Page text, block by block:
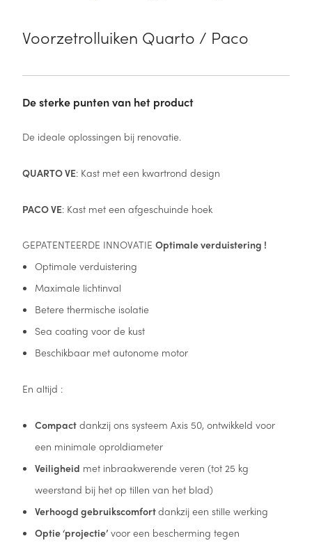
Voorzetrolluiken Quarto / Paco
De sterke punten van het product
De ideale oplossingen bij renovatie.
QUARTO VE: Kast met een kwartrond design
PACO VE: Kast met een afgeschuinde hoek
GEPATENTEERDE INNOVATIE Optimale verduistering !
Optimale verduistering
Maximale lichtinval
Betere thermische isolatie
Sea coating voor de kust
Beschikbaar met autonome motor
En altijd :
Compact dankzij ons systeem Axis 50, ontwikkeld voor
een minimale oproldiameter
Veiligheid met inbraakwerende veren (tot 25 kg
weerstand bij het op tillen van het blad)
Verhoogd gebruikscomfortdankzij een stille werking
Optie ‘projectie’ voor een bescherming tegen